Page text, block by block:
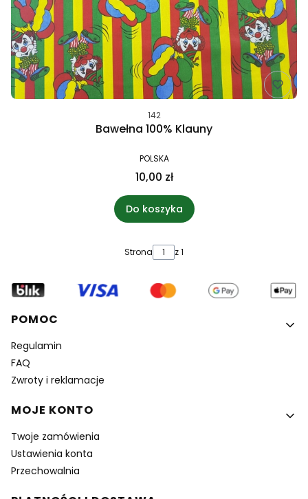
142
Bawełna 100% Klauny
POLSKA
10,00 zł
Do koszyka
Strona z 1
Linki w stopce
POMOC
Regulamin
FAQ
Zwroty i reklamacje
MOJE KONTO
Twoje zamówienia
Ustawienia konta
Przechowalnia